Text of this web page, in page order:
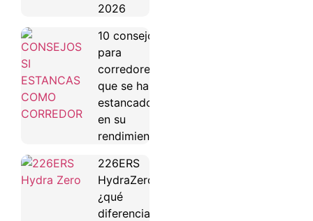
2026
10 consejos
para
corredores
que se han
estancado
en su
rendimiento
226ERS
HydraZero:
¿qué
diferencias